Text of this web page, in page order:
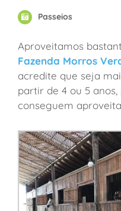
Passeios
Aproveitamos
Fazenda Morros
acredite que seja
partir de 4 ou 5
conseguem